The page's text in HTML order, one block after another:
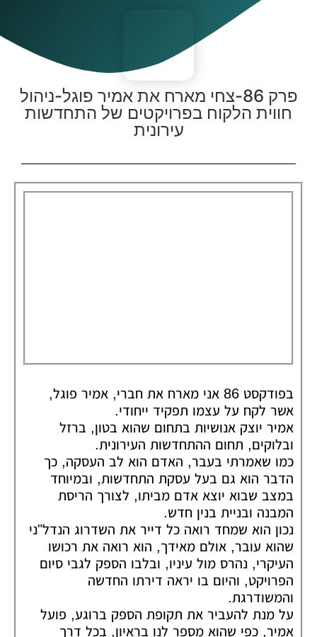
פרק 86-צחי מארח את אמיר פוגל-ניהול
חווית הלקוח בפרויקטים של התחדשות
עירונית
בפודקסט 86 אני מארח את חברי, אמיר פוגל,
אשר לקח על עצמו תפקיד ייחודי.
אמיר יוצק אנושיות בתחום שהוא בטון, ברזל
ובלוקים, תחום ההתחדשות העירונית.
כמו שאמרתי בעבר, האדם הוא לב העסקה, כך
הדבר הוא גם בעל עסקת התחדשות, ובמיוחד
במצב שבוא יוצא אדם מביתו, לצורך הריסת
המבנה ובניית בנין חדש.
נכון הוא שמחד רואה כל דייר את השדרוג הנדל"ני
שהוא עובר, אולם מאידך, הוא רואה את רכושו
העיקרי, נהרס מול עיניו, ובלבו הספק לגבי סיום
הפרויקט, והיום בו יראה דירתו החדשה
והמשודרגת.
על מנת להעביר את תקופת הספק ברוגע, פועל
אמיר, כפי שהוא מספר לנו בראיון, בכל דרך